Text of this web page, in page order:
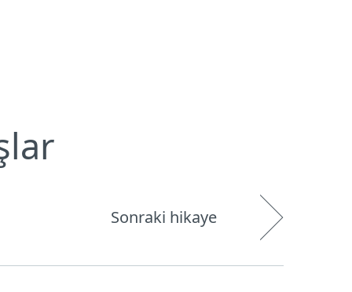
Sonraki hikaye